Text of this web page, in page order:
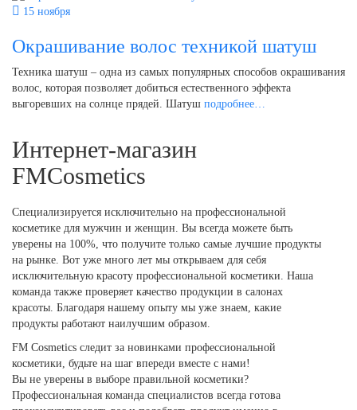
15 ноября
Окрашивание волос техникой шатуш
Техника шатуш – одна из самых популярных способов окрашивания
волос, которая позволяет добиться естественного эффекта
выгоревших на солнце прядей. Шатуш подробнее…
Интернет-магазин
FMCosmetics
Специализируется исключительно на профессиональной
косметике для мужчин и женщин. Вы всегда можете быть
уверены на 100%, что получите только самые лучшие продукты
на рынке. Вот уже много лет мы открываем для себя
исключительную красоту профессиональной косметики. Наша
команда также проверяет качество продукции в салонах
красоты. Благодаря нашему опыту мы уже знаем, какие
продукты работают наилучшим образом.
FM Cosmetics следит за новинками профессиональной
косметики, будьте на шаг впереди вместе с нами!
Вы не уверены в выборе правильной косметики?
Профессиональная команда специалистов всегда готова